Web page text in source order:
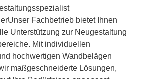
Fachbetrieb bietet Ihnen
Unterstützung zur Neugestaltung
Mit individuellen
hochwertigen Wandbelägen
maßgeschneiderte Lösungen,